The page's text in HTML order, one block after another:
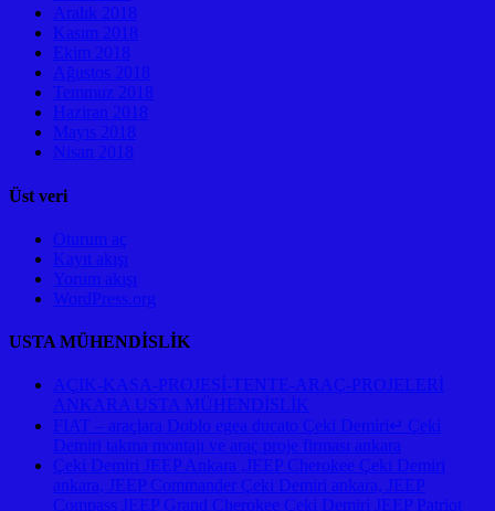
Aralık 2018
Kasım 2018
Ekim 2018
Ağustos 2018
Temmuz 2018
Haziran 2018
Mayıs 2018
Nisan 2018
Üst veri
Oturum aç
Kayıt akışı
Yorum akışı
WordPress.org
USTA MÜHENDİSLİK
AÇIK-KASA-PROJESİ-TENTE-ARAÇ-PROJELERİ
ANKARA USTA MÜHENDİSLİK
FIAT – araçlara Doblo egea ducato Çeki Demiri↵ Çeki
Demiri takma montajı ve araç proje firması ankara
Çeki Demiri JEEP Ankara ,JEEP Cherokee Çeki Demiri
ankara, JEEP Commander Çeki Demiri ankara, JEEP
Compass JEEP Grand Cherokee Çeki Demiri JEEP Patriot